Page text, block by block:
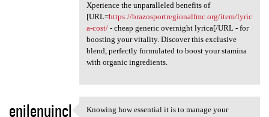
Xperience the unparalleled benefits of
[URL=https://brazosportregionalfmc.org/item/lyric
a-cost/- cheap generic overnight lyrica[/URL - for
boosting your vitality. Discover this exclusive
blend, perfectly formulated to boost your stamina
with organic ingredients.
enilenujncl
Knowing how essential it is to manage your